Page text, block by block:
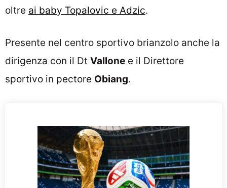
oltre ai baby Topalovic e Adzic.
Presente nel centro sportivo brianzolo anche la
dirigenza con il Dt Vallone e il Direttore
sportivo in pectore Obiang.